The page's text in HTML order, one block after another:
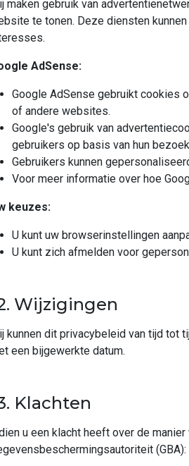
maken gebruik van
te tonen. Deze diensten
AdSense:
Google AdSense gebruikt cookies
of andere websites.
Google's gebruik van
gebruikers op basis van hun
Gebruikers kunnen
Voor meer informatie over hoe
keuzes:
U kunt uw browserinstellingen
U kunt zich afmelden voor
Wijzigingen
kunnen dit privacybeleid van tijd tot
een bijgewerkte datum.
Klachten
u een klacht heeft over de
(GBA):